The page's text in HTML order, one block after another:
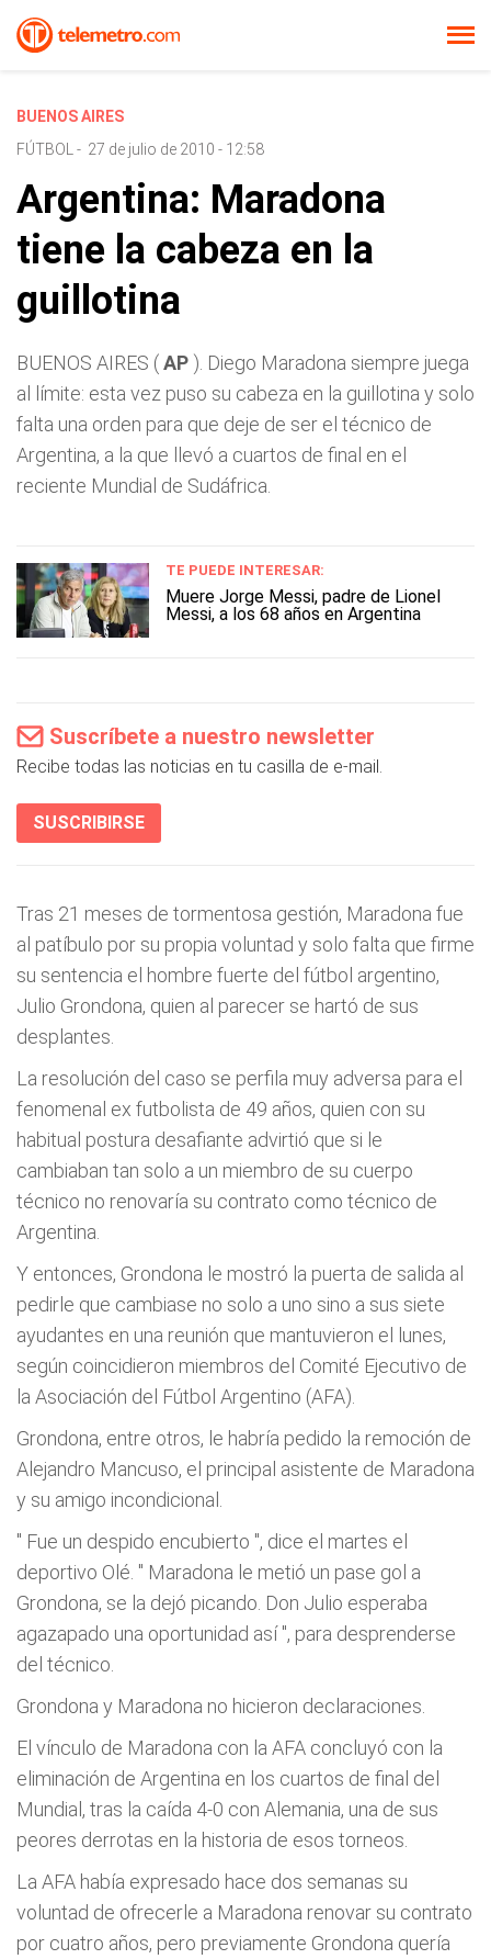
BUENOS AIRES
FÚTBOL
- 27 de julio de 2010 - 12:58
Argentina: Maradona
tiene la cabeza en la
guillotina
BUENOS AIRES (AP ). Diego Maradona siempre juega
al límite: esta vez puso su cabeza en la guillotina y solo
falta una orden para que deje de ser el técnico de
Argentina, a la que llevó a cuartos de final en el
reciente Mundial de Sudáfrica.
TE PUEDE INTERESAR:
Muere Jorge Messi, padre de Lionel
Messi, a los 68 años en Argentina
Suscríbete a nuestro newsletter
Recibe todas las noticias en tu casilla de e-mail.
SUSCRIBIRSE
Tras 21 meses de tormentosa gestión, Maradona fue
al patíbulo por su propia voluntad y solo falta que firme
su sentencia el hombre fuerte del fútbol argentino,
Julio Grondona, quien al parecer se hartó de sus
desplantes.
La resolución del caso se perfila muy adversa para el
fenomenal ex futbolista de 49 años, quien con su
habitual postura desafiante advirtió que si le
cambiaban tan solo a un miembro de su cuerpo
técnico no renovaría su contrato como técnico de
Argentina.
Y entonces, Grondona le mostró la puerta de salida al
pedirle que cambiase no solo a uno sino a sus siete
ayudantes en una reunión que mantuvieron el lunes,
según coincidieron miembros del Comité Ejecutivo de
la Asociación del Fútbol Argentino (AFA).
Grondona, entre otros, le habría pedido la remoción de
Alejandro Mancuso, el principal asistente de Maradona
y su amigo incondicional.
" Fue un despido encubierto ", dice el martes el
deportivo Olé. " Maradona le metió un pase gol a
Grondona, se la dejó picando. Don Julio esperaba
agazapado una oportunidad así", para desprenderse
del técnico.
Grondona y Maradona no hicieron declaraciones.
El vínculo de Maradona con la AFA concluyó con la
eliminación de Argentina en los cuartos de final del
Mundial, tras la caída 4-0 con Alemania, una de sus
peores derrotas en la historia de esos torneos.
La AFA había expresado hace dos semanas su
voluntad de ofrecerle a Maradona renovar su contrato
por cuatro años, pero previamente Grondona quería